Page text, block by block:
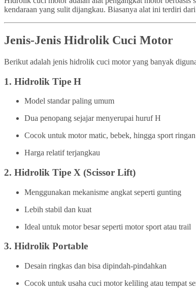
kendaraan yang sulit dijangkau. Biasanya alat ini terdiri
Jenis-Jenis Hidrolik Cuci Motor
Berikut adalah jenis hidrolik cuci motor yang banyak
1. Hidrolik Tipe H
Model standar paling umum
Dua penopang sejajar menyerupai huruf H
Cocok untuk motor matic, bebek, hingga sport ringan
Harga relatif terjangkau
2. Hidrolik Tipe X (Scissor Lift)
Menggunakan mekanisme angkat seperti gunting
Lebih stabil dan kuat
Ideal untuk motor besar seperti motor sport atau trail
3. Hidrolik Portable
Desain ringkas dan bisa dipindah-pindahkan
Cocok untuk usaha cuci motor keliling atau tempat